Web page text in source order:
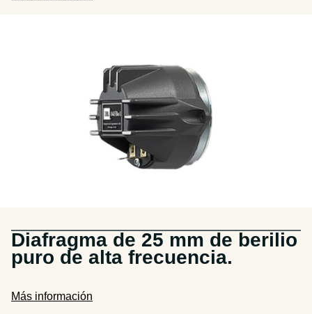
Diafragma de 25 mm de berilio
puro de alta frecuencia.
Más información